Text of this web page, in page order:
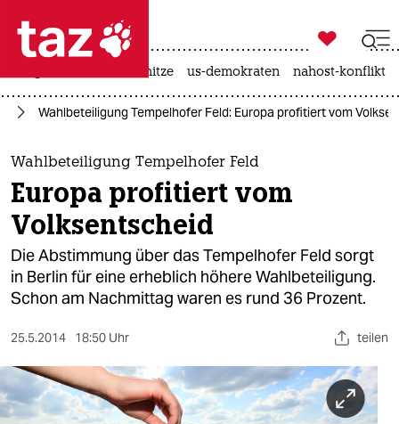
 taz zahl ich
taz zahl ich
themen
politik
öko
gesellschaft
sport
berlin

taz zahl ich
hitze us-demokraten nahost-konflikt
Wahlbeteiligung Tempelhofer Feld: Europa profitiert vom
Wahlbeteiligung Tempelhofer Feld
Europa profitiert vom
Volksentscheid
Die Abstimmung über das Tempelhofer Feld sorgt
in Berlin für eine erheblich höhere Wahlbeteiligung.
Schon am Nachmittag waren es rund 36 Prozent.
25.5.2014 18:50 Uhr teilen